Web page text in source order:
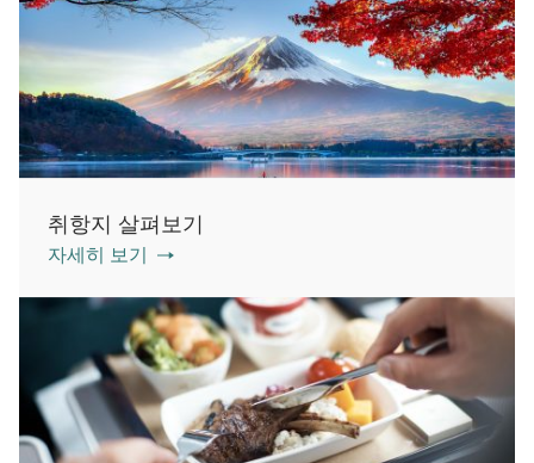
취항지 살펴보기
자세히 보기